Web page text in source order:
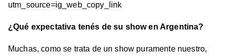
utm_source=ig_web_copy_link
¿Qué expectativa tenés de su show en Argentina?
Muchas, como se trata de un show puramente nuestro,